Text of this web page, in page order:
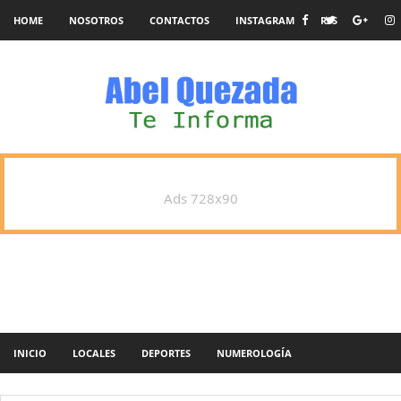
HOME NOSOTROS CONTACTOS INSTAGRAM RSS
Ads 728x90
INICIO LOCALES DEPORTES NUMEROLOGÍA